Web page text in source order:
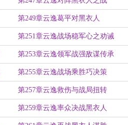
第249章云逸葛平对黑衣人
第251章云逸战场稳军心之劝诫
第253章云逸领军战强敌谋传承
第255章云逸战场乘胜巧决策
第257章云逸救伤与战局扭转
第259章云逸率众决战黑衣人